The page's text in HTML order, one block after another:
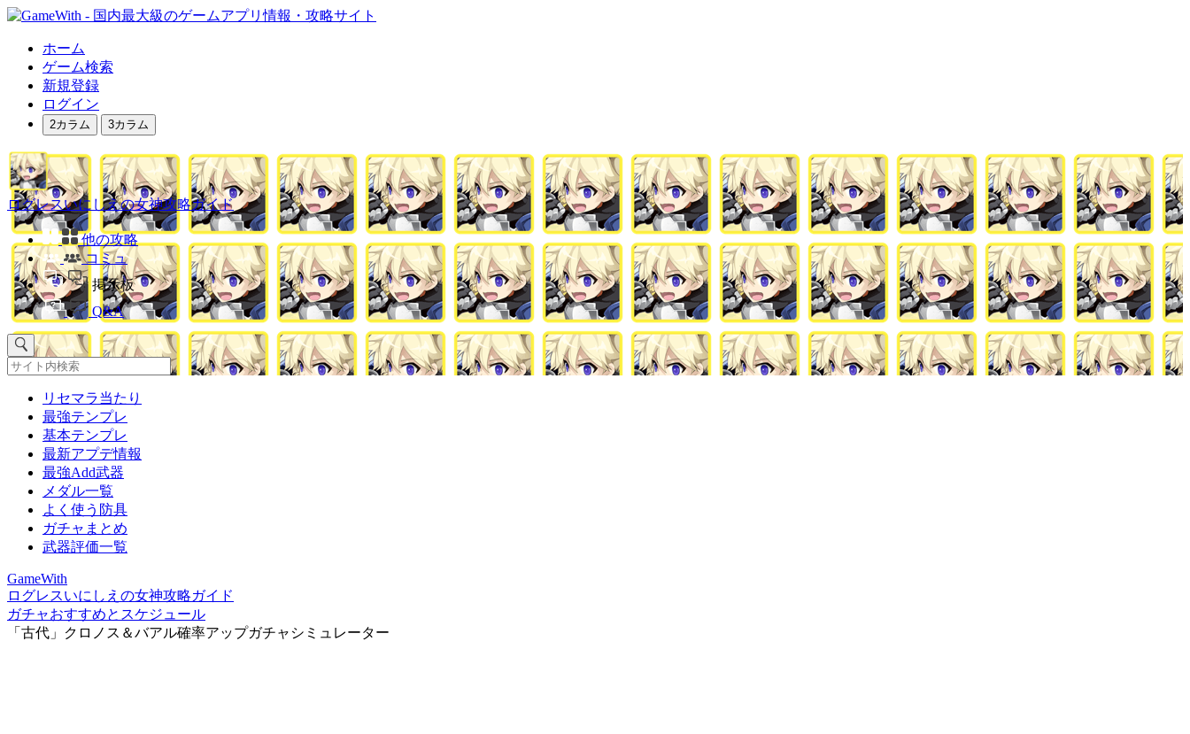
ホーム
ゲーム検索
新規登録
ログイン
2カラム 3カラム
ログレスいにしえの女神攻略ガイド
他の攻略
コミュ
掲示板
Q&A
リセマラ当たり
最強テンプレ
基本テンプレ
最新アプデ情報
最強Add武器
メダル一覧
よく使う防具
ガチャまとめ
武器評価一覧
GameWith
ログレスいにしえの女神攻略ガイド
ガチャおすすめとスケジュール
「古代」クロノス＆バアル確率アップガチャシミュレーター